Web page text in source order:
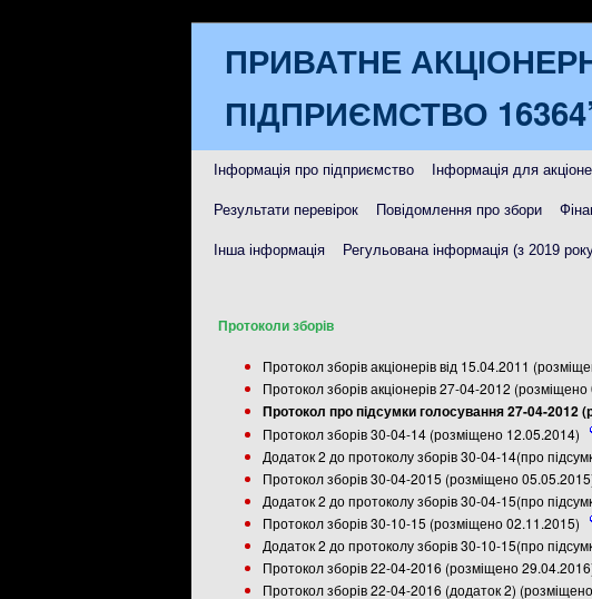
ПРИВАТНЕ
ПІДПРИЄМСТВО
Інформація про підприємство Інформація для
Результати перевірок Повідомлення про збори
Інша інформація Регульована інформація (з 2019
Протоколи зборів
Протокол зборів акціонерів від 15.04.2011
Протокол зборів акціонерів 27-04-2012
Протокол про підсумки голосування 27-04-2012
Протокол зборів 30-04-14 (розміщено 12.05.2014)
Додаток 2 до протоколу зборів 30-04-14(про
Протокол зборів 30-04-2015 (розміщено
Додаток 2 до протоколу зборів 30-04-15(про
Протокол зборів 30-10-15 (розміщено 02.11.2015)
Додаток 2 до протоколу зборів 30-10-15(про
Протокол зборів 22-04-2016 (розміщено
Протокол зборів 22-04-2016 (додаток 2)